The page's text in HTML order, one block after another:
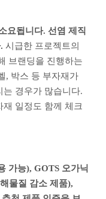
요됩니다. 선염 제직
시급한 프로젝트의
브랜딩을 진행하는
, 박스 등 부자재가
는 경우가 많습니다.
일정도 함께 체크
가능), GOTS 오가닉
물질 감소 제품),